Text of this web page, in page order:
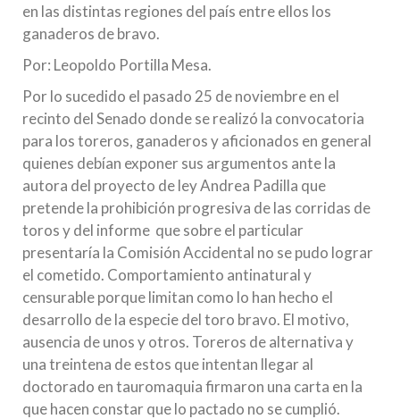
en las distintas regiones del país entre ellos los
ganaderos de bravo.
Por: Leopoldo Portilla Mesa.
Por lo sucedido el pasado 25 de noviembre en el
recinto del Senado donde se realizó la convocatoria
para los toreros, ganaderos y aficionados en general
quienes debían exponer sus argumentos ante la
autora del proyecto de ley Andrea Padilla que
pretende la prohibición progresiva de las corridas de
toros y del informe que sobre el particular
presentaría la Comisión Accidental no se pudo lograr
el cometido. Comportamiento antinatural y
censurable porque limitan como lo han hecho el
desarrollo de la especie del toro bravo. El motivo,
ausencia de unos y otros. Toreros de alternativa y
una treintena de estos que intentan llegar al
doctorado en tauromaquia firmaron una carta en la
que hacen constar que lo pactado no se cumplió.